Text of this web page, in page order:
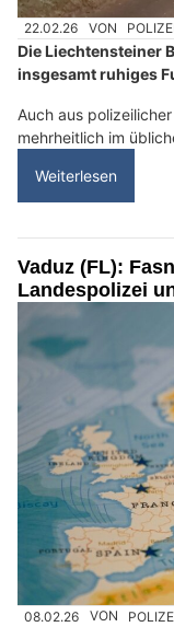
22.02.26 VON
Die Liechtensteiner
insgesamt ruhiges
Auch aus
mehrheitlich im
Weiterlesen
Vaduz (FL):
Landespolizei
08.02.26 VON